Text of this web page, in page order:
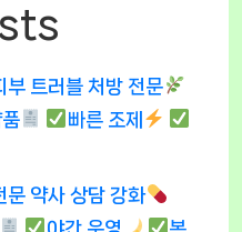
부 트러블 처방 전문
빠른 조제
문 약사 상담 강화